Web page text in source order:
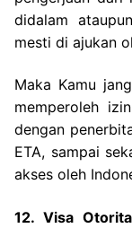
didalam
mesti di ajukan
Maka Kamu
memperoleh
dengan
ETA, sampai
akses oleh
12. Visa